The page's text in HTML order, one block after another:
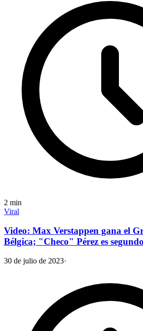
2 min
Viral
Video: Max Verstappen gana el
Bélgica; "Checo" Pérez es
30 de julio de 2023·